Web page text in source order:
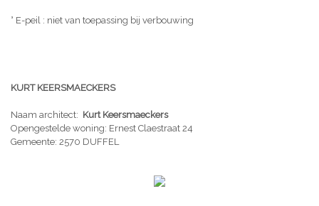
° E-peil : niet van toepassing bij verbouwing
KURT KEERSMAECKERS
Naam architect: Kurt Keersmaeckers
Opengestelde woning: Ernest Claestraat 24
Gemeente: 2570 DUFFEL